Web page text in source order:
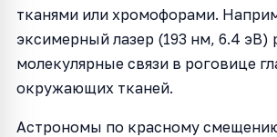
тканями или хромофорами.
эксимерный лазер (193 нм, 6.4 эВ)
молекулярные связи в роговице
окружающих тканей.
Астрономы по красному